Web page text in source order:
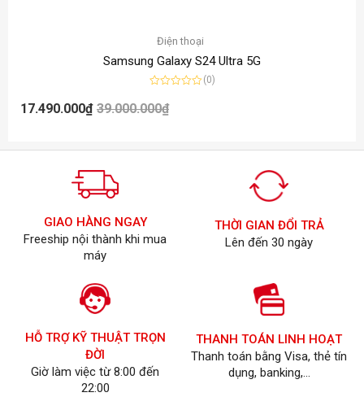
Điện thoại
Samsung Galaxy S24 Ultra 5G
xếp
hạng
(0)
39.000.000₫
17.490.000₫
GIAO HÀNG NGAY
Freeship nội thành khi mua
máy
THỜI GIAN ĐỔI TRẢ
Lên đến 30 ngày
HỖ TRỢ KỸ THUẬT TRỌN
ĐỜI
Giờ làm việc từ 8:00 đến
22:00
THANH TOÁN LINH HOẠT
Thanh toán bằng Visa, thẻ tín
dụng, banking,...